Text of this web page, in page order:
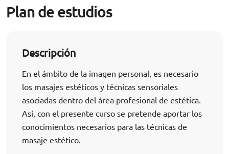
Plan de estudios
Descripción
En el ámbito de la imagen personal, es necesario
los masajes estéticos y técnicas sensoriales
asociadas dentro del área profesional de estética.
Así, con el presente curso se pretende aportar los
conocimientos necesarios para las técnicas de
masaje estético.